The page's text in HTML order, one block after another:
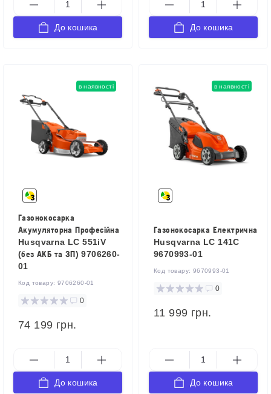
До кошика До кошика
в наявності
Газонокосарка
Акумуляторна Професійна
Husqvarna LC 551iV
(без АКБ та ЗП) 9706260-
01
Код товару: 9706260-01
0
74 199 грн.
До кошика
в наявності
Газонокосарка Електрична
Husqvarna LC 141C
9670993-01
Код товару: 9670993-01
0
11 999 грн.
До кошика